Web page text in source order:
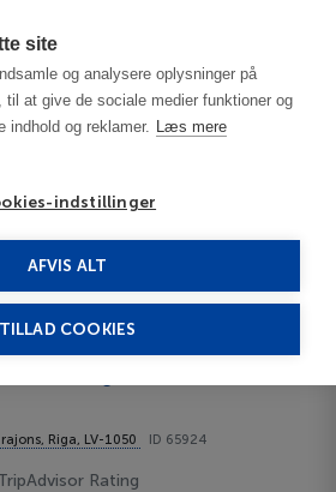
site
og analysere oplysninger på
til at give de sociale medier funktioner og
indhold og reklamer. Læs mere
indstillinger
AFVIS ALT
TILLAD COOKIES
Semarah 5*****
Riga, LV-1050 ID 65924
Rating